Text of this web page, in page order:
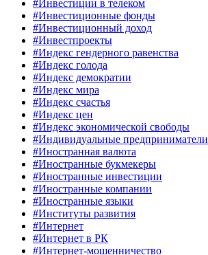
#Инвестиции в телеком
#Инвестиционные фонды
#Инвестиционный доход
#Инвестпроекты
#Индекс гендерного равенства
#Индекс голода
#Индекс демократии
#Индекс мира
#Индекс счастья
#Индекс цен
#Индекс экономической свободы
#Индивидуальные предприниматели
#Иностранная валюта
#Иностранные букмекеры
#Иностранные инвестиции
#Иностранные компании
#Иностранные языки
#Институты развития
#Интернет
#Интернет в РК
#Интернет-мошенничество